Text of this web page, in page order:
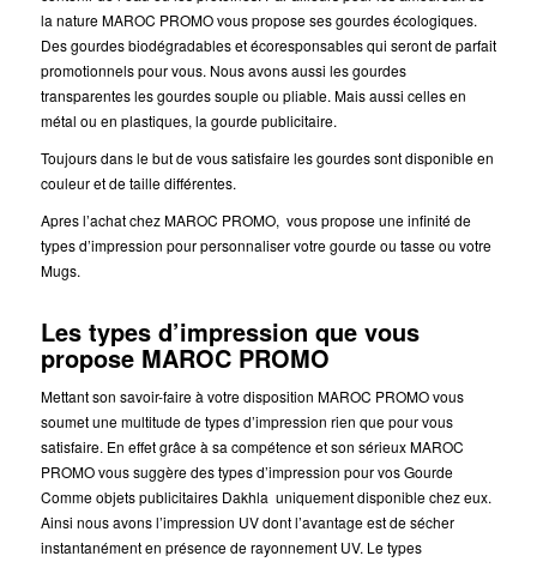
la nature MAROC PROMO vous propose ses gourdes écologiques.
Des gourdes biodégradables et écoresponsables qui seront de parfait
promotionnels pour vous. Nous avons aussi les gourdes
transparentes les gourdes souple ou pliable. Mais aussi celles en
métal ou en plastiques, la gourde publicitaire.
Toujours dans le but de vous satisfaire les gourdes sont disponible en
couleur et de taille différentes.
Apres l’achat chez MAROC PROMO, vous propose une infinité de
types d’impression pour personnaliser votre gourde ou tasse ou votre
Mugs.
Les types d’impression que vous
propose MAROC PROMO
Mettant son savoir-faire à votre disposition MAROC PROMO vous
soumet une multitude de types d’impression rien que pour vous
satisfaire. En effet grâce à sa compétence et son sérieux MAROC
PROMO vous suggère des types d’impression pour vos Gourde
Comme objets publicitaires Dakhla uniquement disponible chez eux.
Ainsi nous avons l’impression UV dont l’avantage est de sécher
instantanément en présence de rayonnement UV. Le types